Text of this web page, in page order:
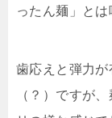
ったん麺」とは
歯応えと弾力
（？）ですが